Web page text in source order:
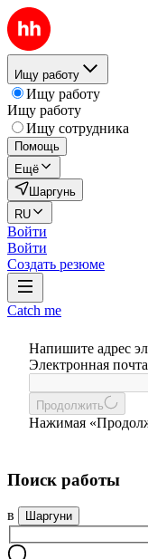
Ищу работу
Ищу работу
Ищу работу
Ищу сотрудника
Помощь
Ещё
Шаргунь
RU
Войти
Войти
Создать резюме
Catch me
Напишите адрес
Электронная почта
Продолжить
Нажимая
Поиск работы
в Шаргуни